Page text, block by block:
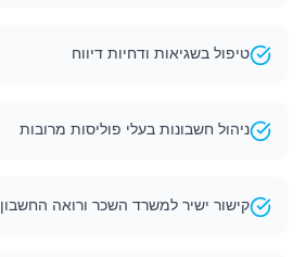
טיפול בשגיאות ודחיות דיווח
ניהול חשבונות בעלי פוליסות מרובות
קישור ישיר למשרד השכר ורואה החשבון